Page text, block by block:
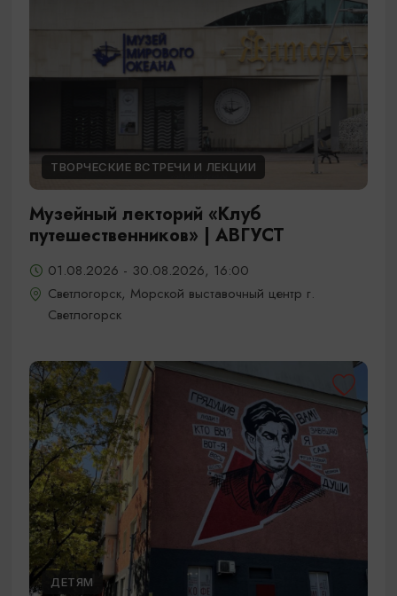
ТВОРЧЕСКИЕ ВСТРЕЧИ И ЛЕКЦИИ
Музейный лекторий «Клуб
путешественников» | АВГУСТ
01.08.2026 - 30.08.2026, 16:00
Светлогорск, Морской выставочный центр г.
Светлогорск
ДЕТЯМ